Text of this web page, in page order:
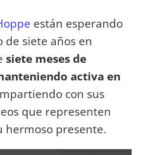
están esperando
de siete años en
siete meses de
activa en
con sus
que representen
hermoso presente.